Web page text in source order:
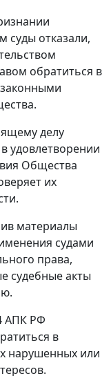
суды отказали,
обратиться в
делу
удовлетворении
Общества
их
материалы
судами
права,
судебные акты
АПК РФ
в
нарушенных или